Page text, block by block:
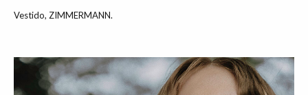
Vestido, ZIMMERMANN.